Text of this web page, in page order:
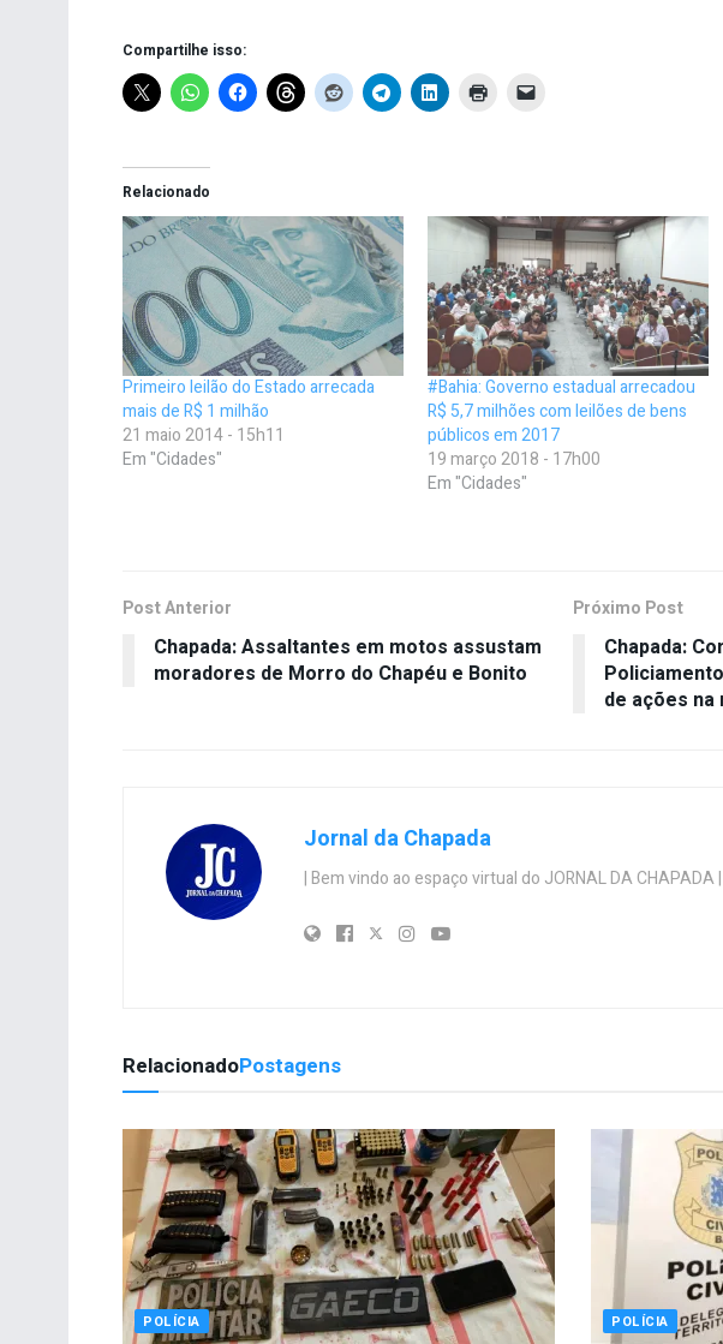
Compartilhe isso:
Relacionado
Primeiro leilão do Estado arrecada
mais de R$ 1 milhão
21 maio 2014 - 15h11
Em "Cidades"
#Bahia: Governo estadual arrecadou
R$ 5,7 milhões com leilões de bens
públicos em 2017
19 março 2018 - 17h00
Em "Cidades"
Post Anterior
Chapada: Assaltantes em motos assustam
moradores de Morro do Chapéu e Bonito
Próximo Post
Chapada:
de ações na
Jornal da Chapada
| Bem vindo ao espaço virtual do JORNAL DA CHAPADA |
RelacionadoPostagens
POLÍCIA POLÍCIA